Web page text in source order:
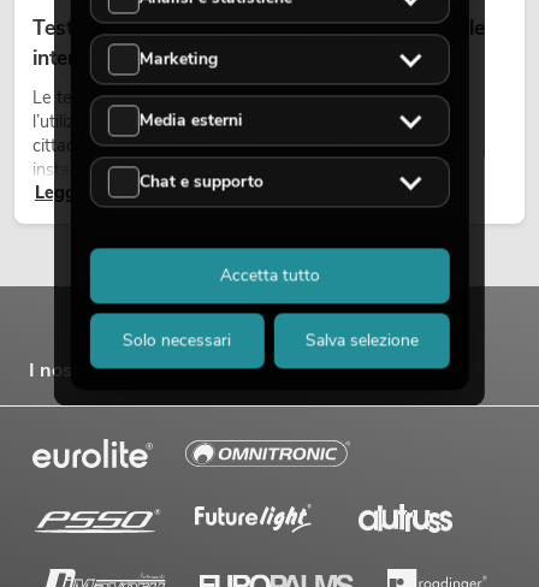
Teste mobili outdoor: teste mobili resistenti alle
intemperie per eventi
Le teste mobili outdoor sono proiettori motorizzati per
l’utilizzo all’aperto. Vengono impiegate in festival, feste
cittadine, concerti open-air, allestimenti architetturali e
installazioni temporanee all’esterno.
Leggi ora
I nostri marchi
Marketing
Media esterni
Chat e supporto
Solo necessari Salva selezione
Accetta tutto